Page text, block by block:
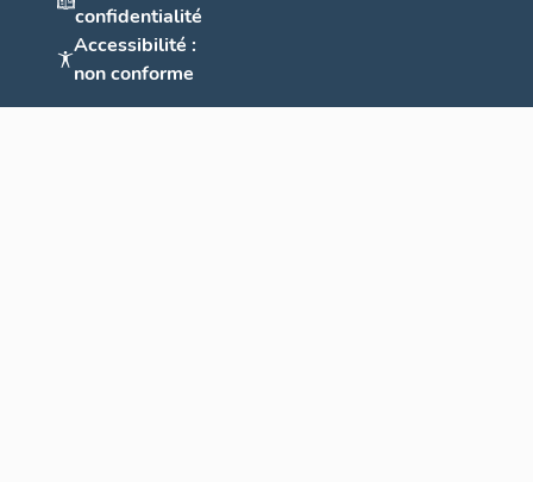
confidentialité
Accessibilité :
non conforme